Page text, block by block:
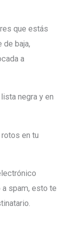
que estás
de baja,
a
negra y en
en tu
a spam, esto te